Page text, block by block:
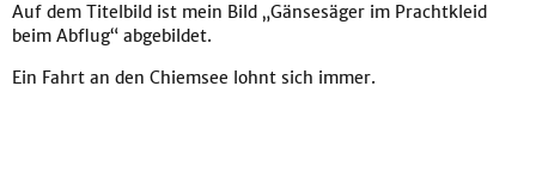
Auf dem Titelbild ist mein Bild „Gänsesäger im Prachtkleid
beim Abflug“ abgebildet.
Ein Fahrt an den Chiemsee lohnt sich immer.